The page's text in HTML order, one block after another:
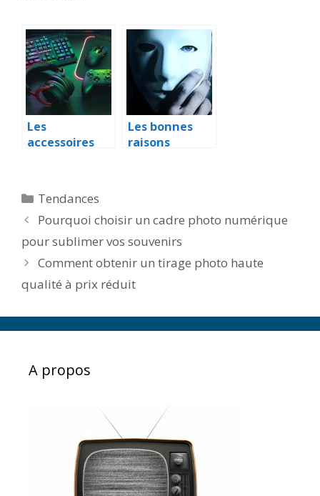
Les
accessoires
Les bonnes
raisons
Catégories
Tendances
Pourquoi choisir un cadre photo numérique
pour sublimer vos souvenirs
Comment obtenir un tirage photo haute
qualité à prix réduit
A propos